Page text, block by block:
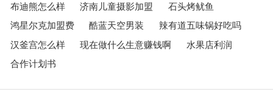
布迪熊怎么样
济南儿童摄影加盟
石头烤鱿鱼
鸿星尔克加盟费
酷蓝天空男装
辣有道五味锅好吃吗
汉釜宫怎么样
现在做什么生意赚钱啊
水果店利润
合作计划书